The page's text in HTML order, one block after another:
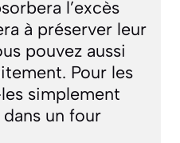
l’excès
à préserver leur
pouvez aussi
Pour les
simplement
un four